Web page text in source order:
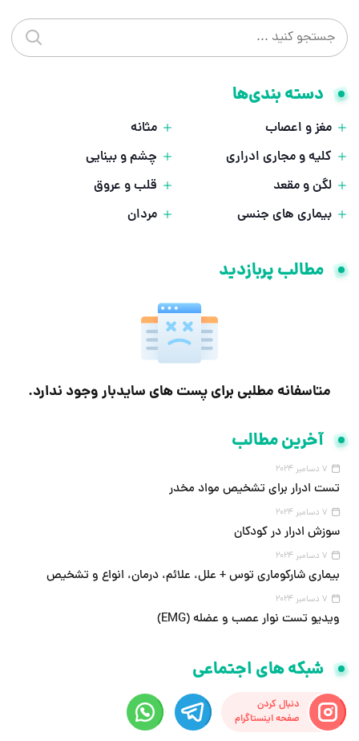
جستجو در سایت
دسته بندی‌ها
مغز و اعصاب
کلیه و مجاری ادراری
لگن و مقعد
بیماری های جنسی
مثانه
چشم و بینایی
قلب و عروق
مردان
مطالب پربازدید
متاسفانه مطلبی برای پست های سایدبار وجود ندارد.
آخرین مطالب
7 دسامبر 2024
تست ادرار برای تشخیص مواد مخدر
7 دسامبر 2024
سوزش ادرار در کودکان
7 دسامبر 2024
بیماری شارکوماری توس + علل، علائم، درمان، انواع و تشخیص
7 دسامبر 2024
ویدیو تست نوار عصب و عضله (EMG)
شبکه های اجتماعی
دنبال کردن
صفحه اینستاگرام